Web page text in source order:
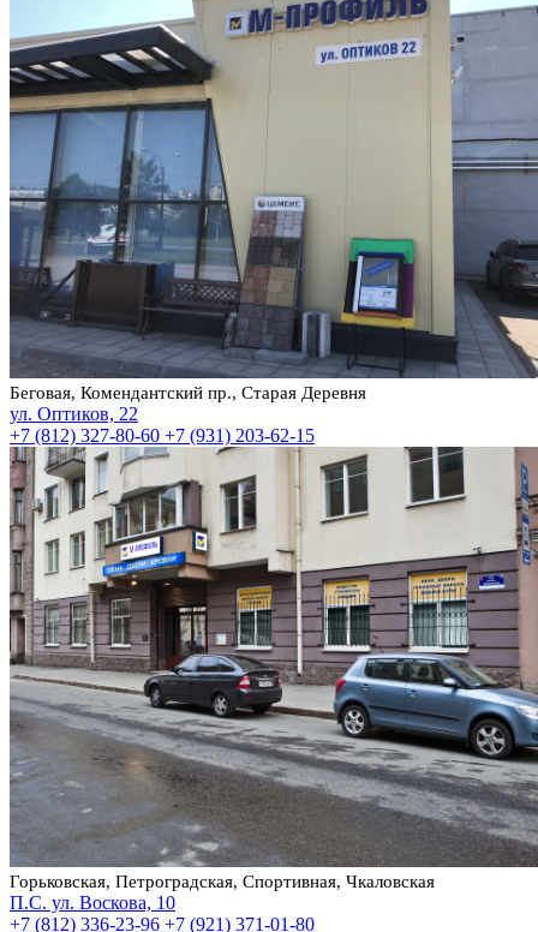
Беговая, Комендантский пр., Старая Деревня
ул. Оптиков, 22
+7 (812) 327-80-60 +7 (931) 203-62-15
Горьковская, Петроградская, Спортивная, Чкаловская
П.С. ул. Воскова, 10
+7 (812) 336-23-96 +7 (921) 371-01-80